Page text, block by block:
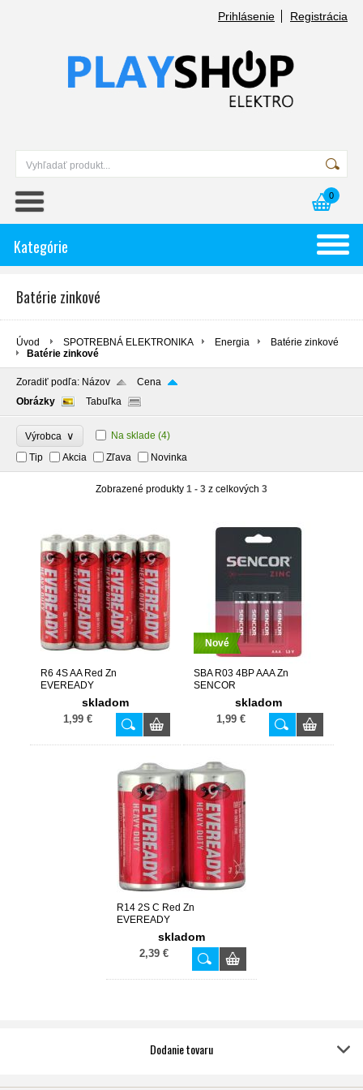
Prihlásenie Registrácia
0
Kategórie
Batérie zinkové
Úvod SPOTREBNÁ ELEKTRONIKA Energia
Batérie zinkové
Batérie zinkové
Zoradiť podľa: Názov
Cena
Obrázky
Tabuľka
Výrobca ∨ Na sklade (4)
Tip
Akcia Zľava Novinka
Zobrazené produkty 1 - 3 z celkových 3
R6 4S AA Red Zn
EVEREADY
skladom
1,99 €
Nové
SBA R03 4BP AAA Zn
SENCOR
skladom
1,99 €
R14 2S C Red Zn
EVEREADY
skladom
2,39 €
Dodanie tovaru